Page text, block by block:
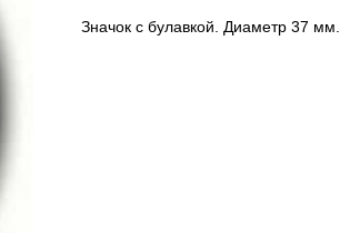
Значок с булавкой. Диаметр 37 мм.